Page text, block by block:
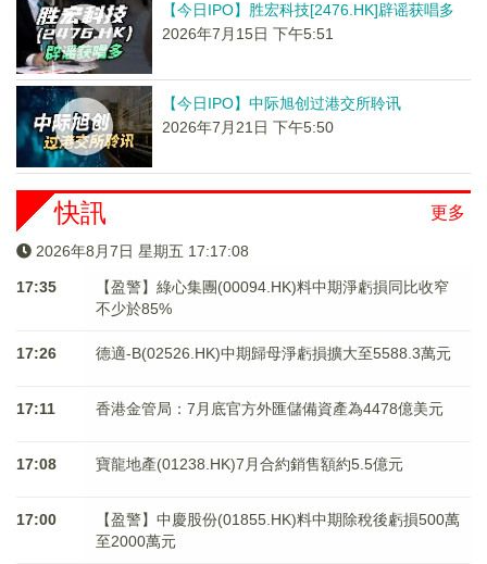
【今日IPO】胜宏科技[2476.HK]辟谣获唱多
2026年7月15日 下午5:51
【今日IPO】中际旭创过港交所聆讯
2026年7月21日 下午5:50
更多
快訊
2026年8月7日 星期五 17:17:08
17:35
【盈警】綠心集團(00094.HK)料中期淨虧損同比收窄
不少於85%
17:26 德適-B(02526.HK)中期歸母淨虧損擴大至5588.3萬元
17:11 香港金管局：7月底官方外匯儲備資產為4478億美元
17:08 寶龍地產(01238.HK)7月合約銷售額約5.5億元
17:00
【盈警】中慶股份(01855.HK)料中期除稅後虧損500萬
至2000萬元